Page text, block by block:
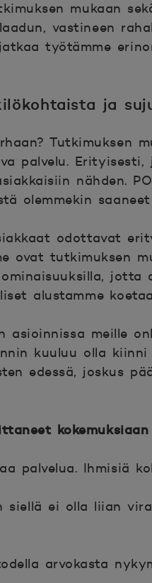
mukaan
vastineen
työtämme
ja
Tutkimuksen
palvelu.
nähden.
olemmekin
odottavat
ovat tutkimuksen
jotta
alustamme
asioinnissa meille
kuuluu olla
edessä, joskus
palvelua. Ihmisiä
siellä ei olla liian
arvokasta